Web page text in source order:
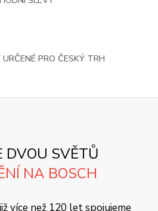
PRO ČESKÝ TRH
DVOU SVĚTŮ
NA BOSCH
více než 120 let spojujeme